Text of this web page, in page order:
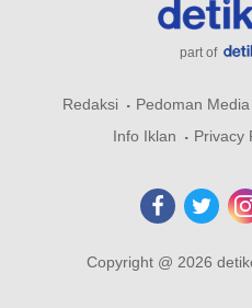
part of
Redaksi Pedoman
Info Iklan
Privacy
Copyright @ 2026